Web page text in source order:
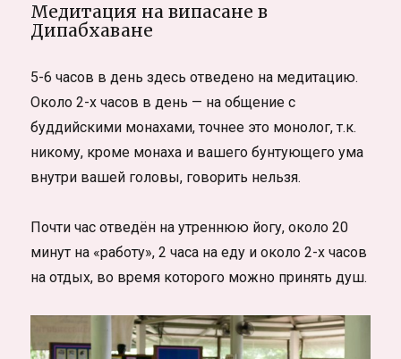
Медитация на випасане в
Дипабхаване
5-6 часов в день здесь отведено на медитацию.
Около 2-х часов в день — на общение с
буддийскими монахами, точнее это монолог, т.к.
никому, кроме монаха и вашего бунтующего ума
внутри вашей головы, говорить нельзя.
Почти час отведён на утреннюю йогу, около 20
минут на «работу», 2 часа на еду и около 2-х часов
на отдых, во время которого можно принять душ.